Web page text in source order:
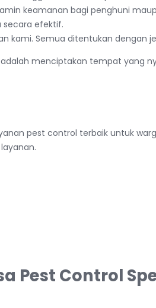
keamanan bagi penghuni
secara efektif.
kami. Semua ditentukan dengan
menciptakan tempat yang
pest control terbaik untuk
Control